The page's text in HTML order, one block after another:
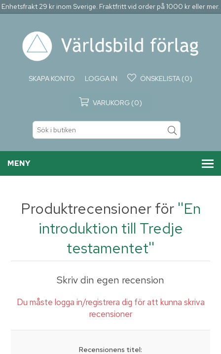
Enhetsfrakt 29 kr inom Sverige. Fraktfritt vid order på 1000 kr eller mer.
SKAPA KONTO LOGGA IN ÖNSKELISTA (0)
VARUKORG (0)
MENY
Produktrecensioner för En
introduktion till Tredje
testamentet
Skriv din egen recension
Du måste logga in/registrera dig för att kunna skriva
recensioner
Recensionens titel: